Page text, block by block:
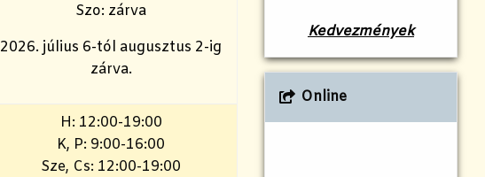
Szo: zárva
2026. július 6-tól augusztus 2-ig
zárva.
H: 12:00-19:00
K, P: 9:00-16:00
Sze, Cs: 12:00-19:00
Kedvezmények
Online